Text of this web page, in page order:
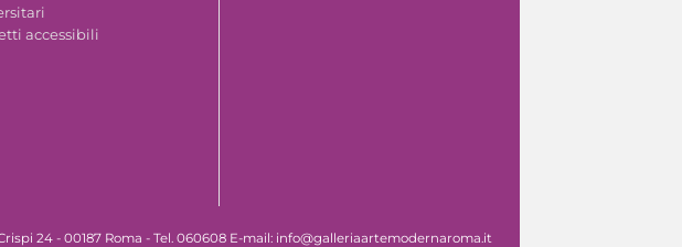
accessibili
24 - 00187 Roma - Tel. 060608 E-mail: info@galleriaartemodernaroma.it